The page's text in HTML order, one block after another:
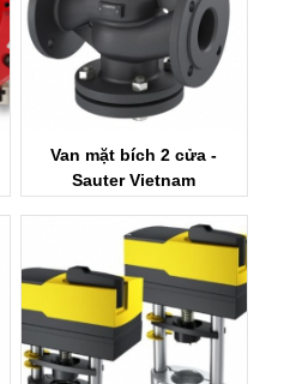
Van mặt bích 2 cửa -
Sauter Vietnam